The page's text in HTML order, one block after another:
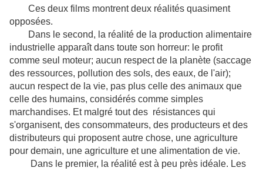
Ces deux films montrent deux réalités quasiment
opposées.
Dans le second, la réalité de la production alimentaire
industrielle apparaît dans toute son horreur: le profit
comme seul moteur; aucun respect de la planète (saccage
des ressources, pollution des sols, des eaux, de l'air);
aucun respect de la vie, pas plus celle des animaux que
celle des humains, considérés comme simples
marchandises. Et malgré tout des résistances qui
s'organisent, des consommateurs, des producteurs et des
distributeurs qui proposent autre chose, une agriculture
pour demain, une agriculture et une alimentation de vie.
Dans le premier, la réalité est à peu près idéale. Les